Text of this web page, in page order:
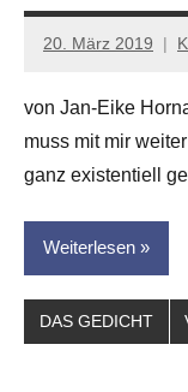
20. März 2019
Jan-
Hornauer
für
dasgedichtblog
von Jan-Eike
muss mit mir
ganz existentiell
Weiterlesen
DAS GEDICHT